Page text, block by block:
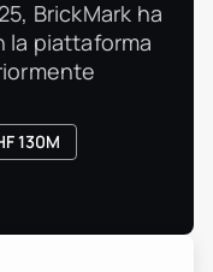
BrickMark ha
la piattaforma
130M